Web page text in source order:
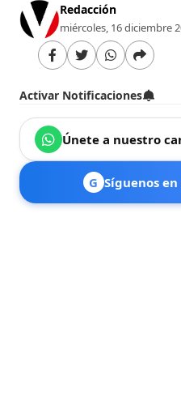
Redacción
miércoles, 16 diciembre
Activar Notificaciones
Únete a nuestro
G Síguenos